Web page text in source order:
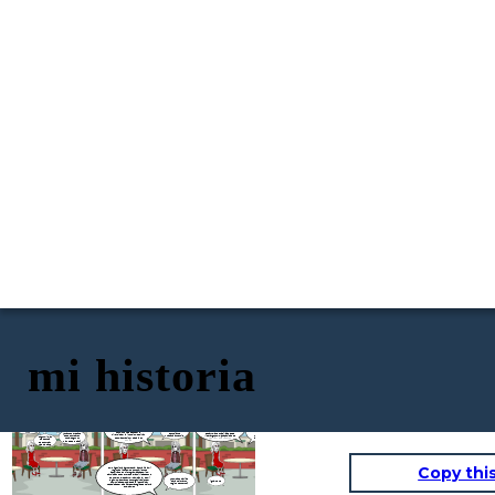
mi historia
unad
segun mi plan
de estudio
debo cursar
160 creditos
¿cuantos creditos
debes cursar en
total segun tu
plan de estudios?
continuo , respeto por la
diversidad y la inclusion, espiritu
de colaboracion y trabajo en
equipo
estudiante
unadista autentico
¿como aportarias
para mejorar tu
region o entorno?
como ingeniera agroforestal aportaria a mi
region aplicando los conocimientos
adquiridos en mi programa academico,
participando en proyectos y actividades que
promueven el desarrollo ambiental de mi
region, colaborando con organizaciones y
comunidades locales para identificar
necesidades y diseñar estrategias de mejora
en el campo
liderazgo aportaria a tu
academico que elegistes?
desarrollando habilidades de
liderazgo como la capacidad de
motivar y guiar a otros
igualmente Copy